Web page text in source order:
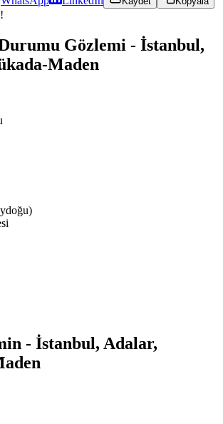
Gözlemi - İstanbul,
Maden
- İstanbul, Adalar,